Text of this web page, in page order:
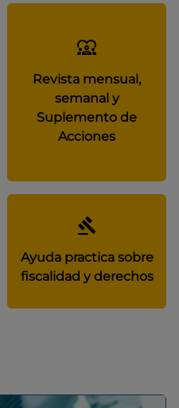
Revista mensual,
semanal y
Suplemento de
Acciones
Ayuda practica sobre
fiscalidad y derechos